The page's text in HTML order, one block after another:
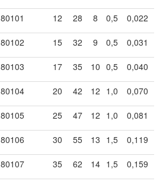
80101 12 28 8 0,5 0,022
80102 15 32 9 0,5 0,031
80103 17 35 10 0,5 0,040
80104 20 42 12 1,0 0,070
80105 25 47 12 1,0 0,081
80106 30 55 13 1,5 0,119
80107 35 62 14 1,5 0,159